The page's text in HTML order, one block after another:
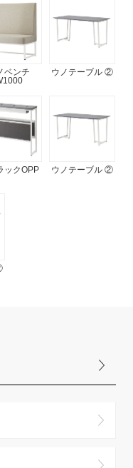
ベンチ
ウノテーブル ②
ックOPP ウノテーブル ②